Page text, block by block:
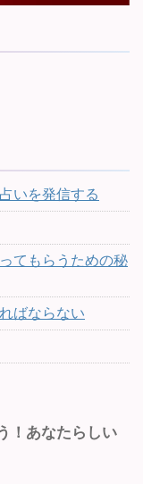
いを発信する
てもらうための秘
ばならない
！あなたらしい